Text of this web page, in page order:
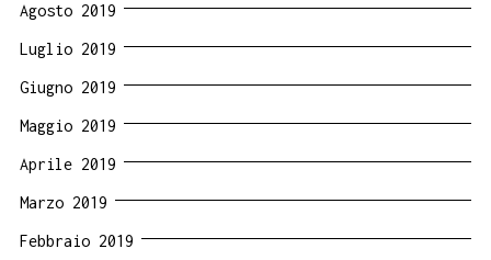
Agosto 2019
Luglio 2019
Giugno 2019
Maggio 2019
Aprile 2019
Marzo 2019
Febbraio 2019